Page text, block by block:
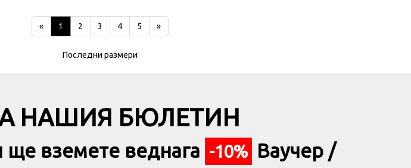
« 1 2 3 4 5 »
Последни размери
НАШИЯ БЮЛЕТИН
вземете веднага -10% Ваучер /